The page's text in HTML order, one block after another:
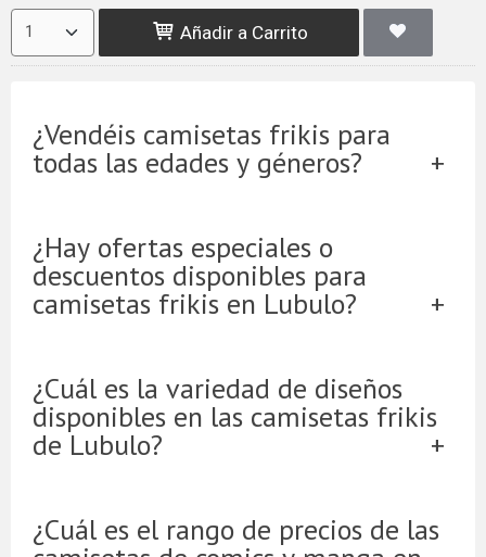
Añadir a Carrito
¿Vendéis camisetas frikis para
todas las edades y géneros?
¿Hay ofertas especiales o
descuentos disponibles para
camisetas frikis en Lubulo?
¿Cuál es la variedad de diseños
disponibles en las camisetas frikis
de Lubulo?
¿Cuál es el rango de precios de las